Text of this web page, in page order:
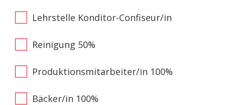
Lehrstelle Konditor-Confiseur/in
Reinigung 50%
Produktionsmitarbeiter/in 100%
Bäcker/in 100%